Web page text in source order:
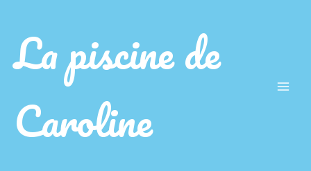
La piscine de
Caroline